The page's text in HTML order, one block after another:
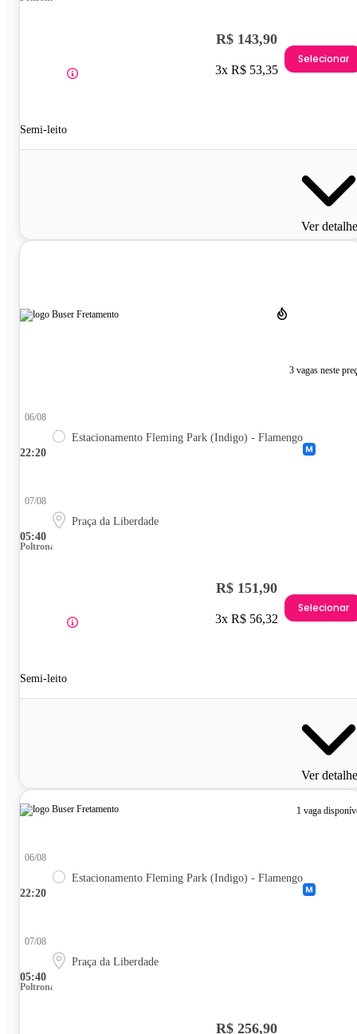
Semi-leito
R$ 143,90
3x R$ 53,35
Selecionar
Ver
3 vagas neste
22:20
06/08
Estacionamento Fleming Park (Indigo) - Flamengo
05:40
07/08
Praça da Liberdade
Poltrona
Semi-leito
R$ 151,90
3x R$ 56,32
Selecionar
Ver
1 vaga
22:20
06/08
Estacionamento Fleming Park (Indigo) - Flamengo
05:40
07/08
Praça da Liberdade
Poltrona
R$ 256,90